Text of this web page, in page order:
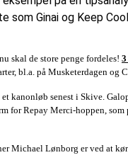
som Ginai og Keep
skal de store penge fordeles!
bl.a. på Musketerdagen og
kanonløb senest i Skive.
for Repay Merci-hoppen,
Michael Lønborg er ved at